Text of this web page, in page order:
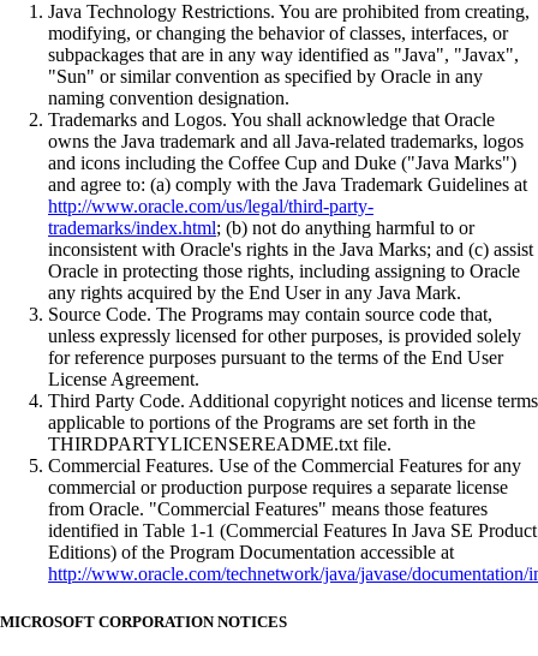
Java Technology Restrictions. You are prohibited from creating,
modifying, or changing the behavior of classes, interfaces, or
subpackages that are in any way identified as "Java", "Javax",
"Sun" or similar convention as specified by Oracle in any
naming convention designation.
Trademarks and Logos. You shall acknowledge that Oracle
owns the Java trademark and all Java-related trademarks, logos
and icons including the Coffee Cup and Duke ("Java Marks")
and agree to: (a) comply with the Java Trademark Guidelines at
http://www.oracle.com/us/legal/third-party-
trademarks/index.html; (b) not do anything harmful to or
inconsistent with Oracle's rights in the Java Marks; and (c) assist
Oracle in protecting those rights, including assigning to Oracle
any rights acquired by the End User in any Java Mark.
Source Code. The Programs may contain source code that,
unless expressly licensed for other purposes, is provided solely
for reference purposes pursuant to the terms of the End User
License Agreement.
Third Party Code. Additional copyright notices and license terms
applicable to portions of the Programs are set forth in the
THIRDPARTYLICENSEREADME.txt file.
Commercial Features. Use of the Commercial Features for any
commercial or production purpose requires a separate license
from Oracle. "Commercial Features" means those features
identified in Table 1-1 (Commercial Features In Java SE Product
Editions) of the Program Documentation accessible at
http://www.oracle.com/technetwork/java/javase/documentation/
MICROSOFT CORPORATION NOTICES